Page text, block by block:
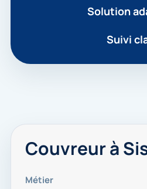
Solution
Suivi
Couvreur à
Métier